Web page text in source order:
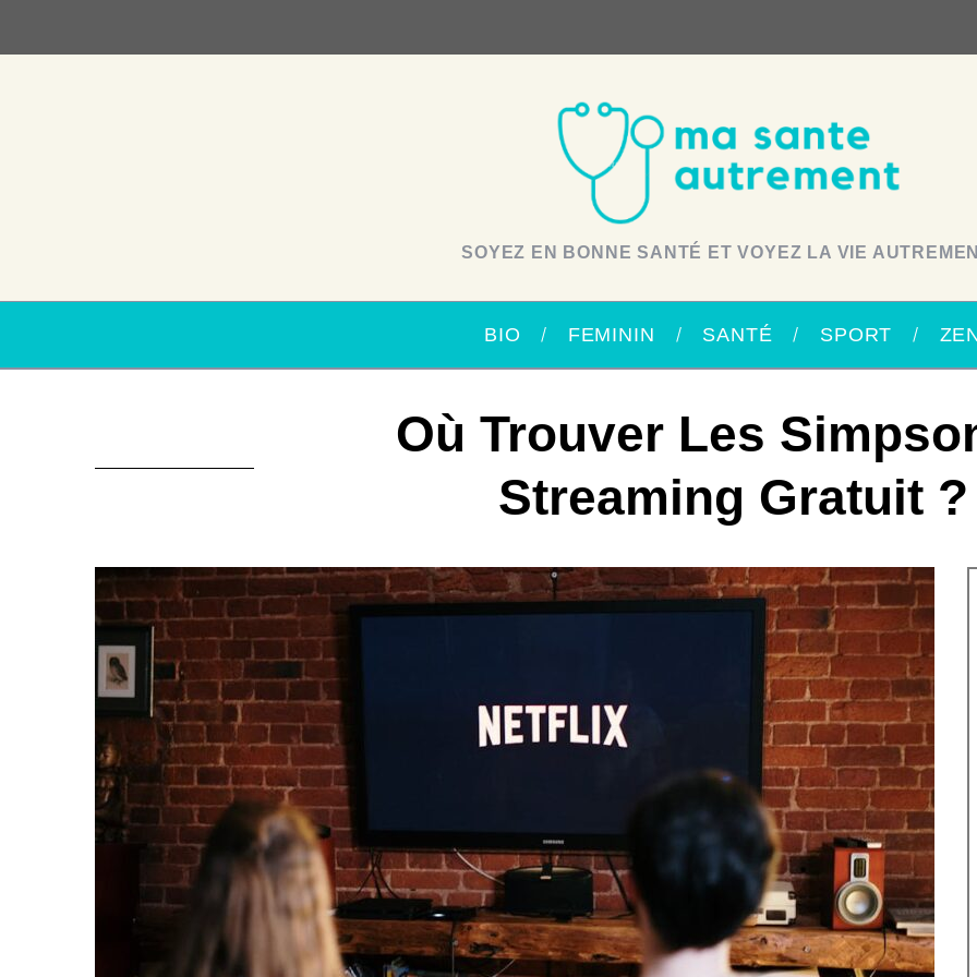
SOYEZ EN BONNE SANTÉ ET VOYEZ LA VIE
BIO FEMININ SANTÉ SPORT
Où Trouver Les
Streaming Gratuit ?